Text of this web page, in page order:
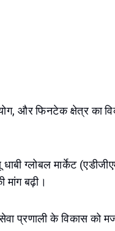
और फिनटेक क्षेत्र का
ग्लोबल मार्केट
मांग बढ़ी।
प्रणाली के विकास को